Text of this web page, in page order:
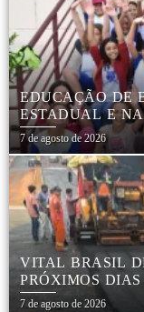
EDUCAÇÃO DE
ESTADUAL E
7 de agosto de 2026
VITAL BRASIL
PRÓXIMOS
REGIÃO DA
7 de agosto de 2026